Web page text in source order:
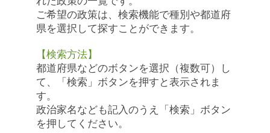
ご希望の政策は、検索機能で種別や都道府
県を選択して探すことができます。
【検索方法】
都道府県などのボタンを選択（複数可）し
て、「検索」ボタンを押すと表示されま
す。
政治家名なども記入のうえ「検索」ボタン
を押してください。